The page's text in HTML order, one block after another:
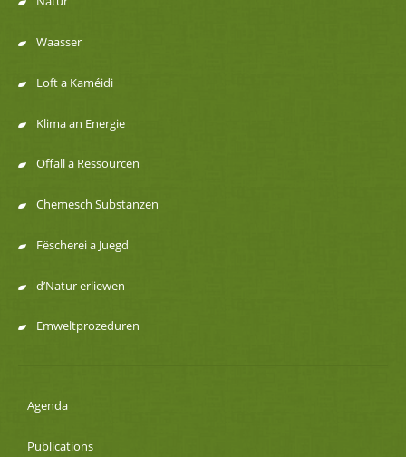
Menu
de
navigation
Waasser
Loft a Kaméidi
Klima an Energie
Offäll a Ressourcen
Chemesch Substanzen
Fëscherei a Juegd
d’Natur erliewen
Emweltprozeduren
Agenda
Publications